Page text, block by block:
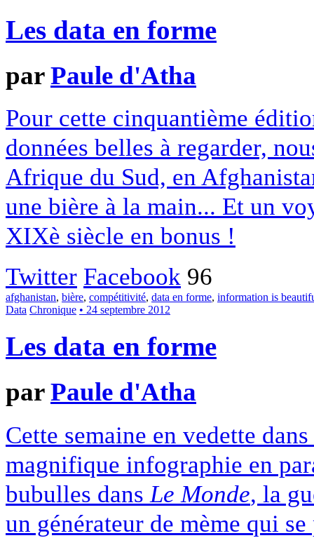
Les data en forme
parPaule d'Atha
Pour cette cinquantième
données belles à regarder,
Afrique du Sud, en
une bière à la main... Et un
XIXè siècle en bonus !
Twitter Facebook 96
afghanistan, bière, compétitivité, data en forme, information is
Data Chronique • 24 septembre 2012
Les data en forme
parPaule d'Atha
Cette semaine en vedette
magnifique infographie en
bubulles dans Le Monde, la
un générateur de mème qui